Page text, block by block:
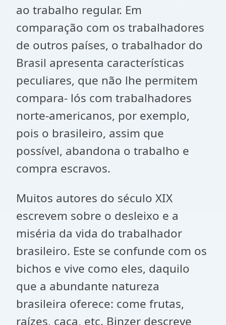
ao trabalho regular. Em
comparação com os trabalhadores
de outros países, o trabalhador do
Brasil apresenta características
peculiares, que não lhe permitem
compara- lós com trabalhadores
norte-americanos, por exemplo,
pois o brasileiro, assim que
possível, abandona o trabalho e
compra escravos.
Muitos autores do século XIX
escrevem sobre o desleixo e a
miséria da vida do trabalhador
brasileiro. Este se confunde com os
bichos e vive como eles, daquilo
que a abundante natureza
brasileira oferece: come frutas,
raízes, caça, etc. Binzer descreve